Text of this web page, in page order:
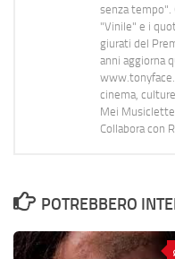
senza tempo".
"Vinile" e i
giurati del
anni aggiorna
cinema,
Mei
Collabora con
POTREBBERO